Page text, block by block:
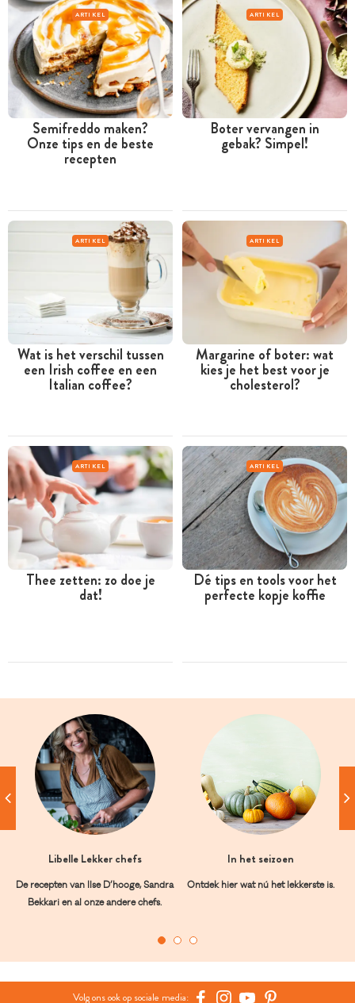
ARTIKEL
Semifreddo maken?
Onze tips en de beste
recepten
ARTIKEL
Boter vervangen in
gebak? Simpel!
ARTIKEL
Wat is het verschil tussen
een Irish coffee en een
Italian coffee?
ARTIKEL
Margarine of boter: wat
kies je het best voor je
cholesterol?
ARTIKEL
Thee zetten: zo doe je
dat!
ARTIKEL
Dé tips en tools voor het
perfecte kopje koffie
Libelle Lekker chefs
De recepten van Ilse D’hooge, Sandra
Bekkari en al onze andere chefs.
In het seizoen
Ontdek hier wat nú het lekkerste is.
Volg ons ook op sociale media: